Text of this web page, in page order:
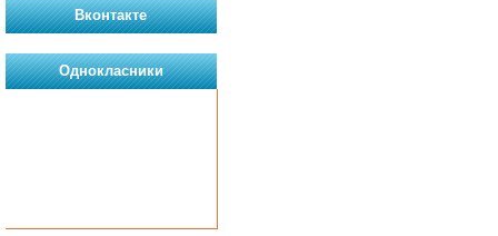
Вконтакте
Однокласники